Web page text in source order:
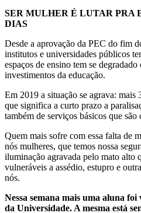
SER MULHER É LUTAR PRA
DIAS
Desde a aprovação da PEC do fim
institutos e universidades públicos
espaços de ensino tem se
investimentos da educação.
Em 2019 a situação se agrava: mais
que significa a curto prazo a
também de serviços básicos que
Quem mais sofre com essa falta de
nós mulheres, que temos nossa
iluminação agravada pelo mato alto
vulneráveis a assédio, estupro e
nós.
Nessa semana mais uma aluna
da Universidade. A mesma está